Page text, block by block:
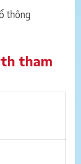
thông
tham